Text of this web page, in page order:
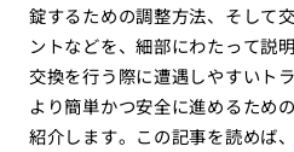
錠するための調整方法、そして
ントなどを、細部にわたって説
交換を行う際に遭遇しやすいト
より簡単かつ安全に進めるため
紹介します。この記事を読めば